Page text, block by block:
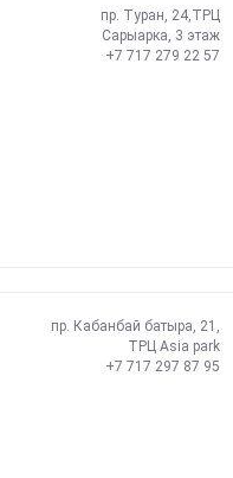
пр. Туран, 24,ТРЦ
Сарыарка, 3 этаж
+7 717 279 22 57
пр. Кабанбай батыра, 21,
ТРЦ Asia park
+7 717 297 87 95